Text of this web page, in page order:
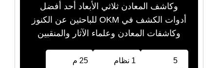
وكاشف المعادن ثلاثي الأبعاد أحد أفضل
أدوات الكشف في OKM للباحثين عن الكنوز
وكاشفات المعادن وعلماء الآثار والمنقبين
5
1 نظام
25 م